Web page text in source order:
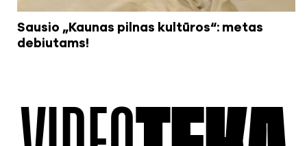
Sausio „Kaunas pilnas kultūros“: metas
debiutams!